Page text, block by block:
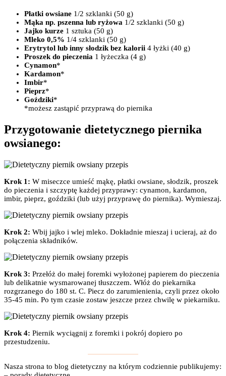
Płatki owsiane 1/2 szklanki (50 g)
Mąka np. pszenna lub ryżowa 1/2 szklanki (50 g)
Jajko kurze 1 sztuka (50 g)
Mleko 0,5% 1/4 szklanki (50 g)
Erytrytol lub inny słodzik bez kalorii 4 łyżki (40 g)
Proszek do pieczenia 1 łyżeczka (4 g)
Cynamon*
Kardamon*
Imbir*
Pieprz*
Goździki*
*możesz zastąpić przyprawą do piernika
Przygotowanie dietetycznego piernika
owsianego:
Krok 1: W miseczce umieść mąkę, płatki owsiane, słodzik, proszek
do pieczenia i szczyptę każdej przyprawy: cynamon, kardamon,
imbir, pieprz, goździki (lub użyj przyprawę do piernika). Wymieszaj.
Krok 2: Wbij jajko i wlej mleko. Dokładnie mieszaj i ucieraj, aż do
połączenia składników.
Krok 3: Przełóż do małej foremki wyłożonej papierem do pieczenia
lub delikatnie wysmarowanej tłuszczem. Włóż do piekarnika
rozgrzanego do 180 st. C. Piecz do zarumienienia, czyli przez około
35-45 min. Po tym czasie zostaw jeszcze przez chwilę w piekarniku.
Krok 4: Piernik wyciągnij z foremki i pokrój dopiero po
przestudzeniu.
Nasza strona to blog dietetyczny na którym codziennie publikujemy: